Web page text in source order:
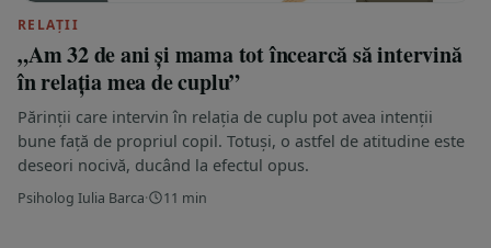
RELAȚII
„Am 32 de ani și mama tot încearcă să intervină
în relația mea de cuplu”
Părinții care intervin în relația de cuplu pot avea intenții
bune față de propriul copil. Totuși, o astfel de atitudine este
deseori nocivă, ducând la efectul opus.
Psiholog Iulia Barca· 11 min